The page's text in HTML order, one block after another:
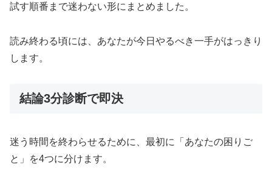
試す順番まで迷わない形にまとめました。
読み終わる頃には、あなたが今日やるべき一手がはっきり
します。
結論3分診断で即決
迷う時間を終わらせるために、最初に「あなたの困りご
と」を4つに分けます。